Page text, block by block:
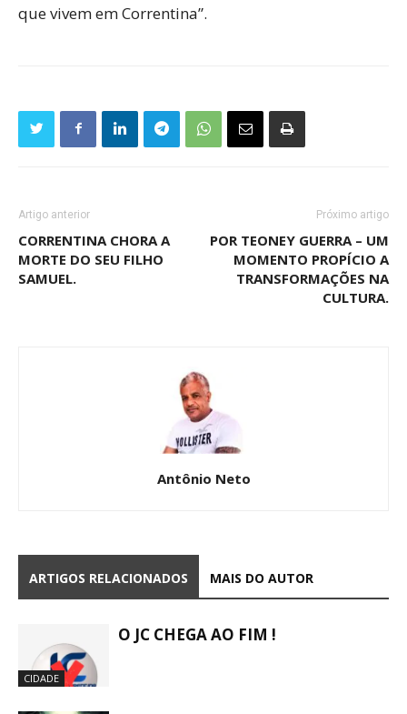
que vivem em Correntina”.
Artigo anterior
CORRENTINA CHORA A
MORTE DO SEU FILHO
SAMUEL.
Próximo artigo
POR TEONEY GUERRA – UM
MOMENTO PROPÍCIO A
TRANSFORMAÇÕES NA
CULTURA.
Antônio Neto
ARTIGOS RELACIONADOS MAIS DO AUTOR
CIDADE
O JC CHEGA AO FIM !